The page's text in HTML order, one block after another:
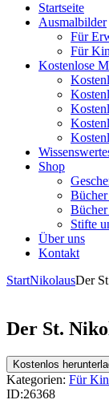
Startseite
Ausmalbilder
Für
Für
Kostenlose
Shop
Stifte
Über uns
Kontakt
StartNikolausDer
Der St.
Kostenlos
Kategorien: Für
ID:26368